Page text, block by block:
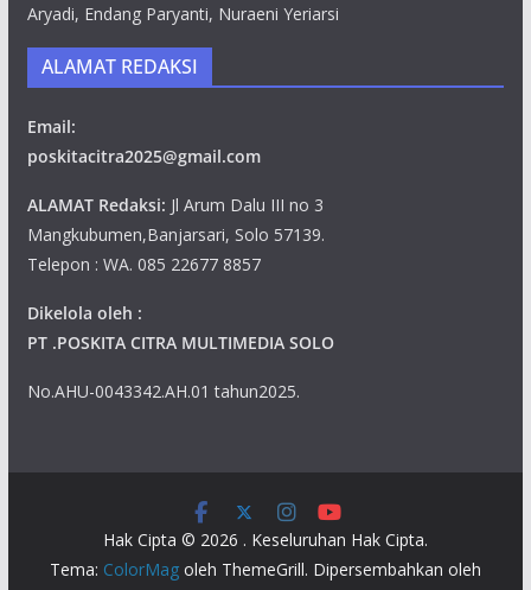
Aryadi, Endang Paryanti, Nuraeni Yeriarsi
ALAMAT REDAKSI
Email:
poskitacitra2025@gmail.com
ALAMAT Redaksi: Jl Arum Dalu III no 3
Mangkubumen,Banjarsari, Solo 57139.
Telepon : WA. 085 22677 8857
Dikelola oleh :
PT .POSKITA CITRA MULTIMEDIA SOLO
No.AHU-0043342.AH.01 tahun2025.
Hak Cipta © 2026 . Keseluruhan Hak Cipta.
Tema: ColorMagoleh ThemeGrill. Dipersembahkan oleh